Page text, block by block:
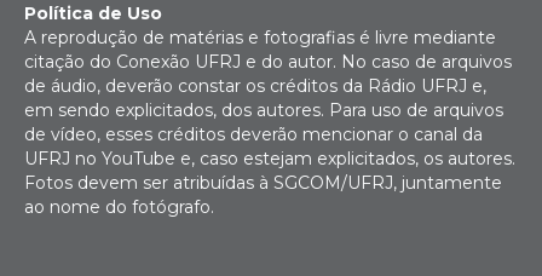
Política de Uso
A reprodução de matérias e fotografias é livre mediante
citação do Conexão UFRJ e do autor. No caso de arquivos
de áudio, deverão constar os créditos da Rádio UFRJ e,
em sendo explicitados, dos autores. Para uso de arquivos
de vídeo, esses créditos deverão mencionar o canal da
UFRJ no YouTube e, caso estejam explicitados, os autores.
Fotos devem ser atribuídas à SGCOM/UFRJ, juntamente
ao nome do fotógrafo.